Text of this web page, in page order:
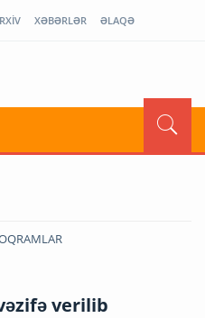
XƏBƏRLƏR ƏLAQƏ
verilib